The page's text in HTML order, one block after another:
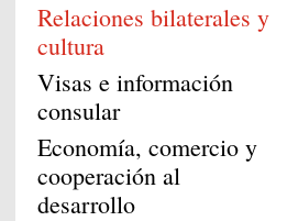
Relaciones bilaterales y
cultura
Visas e información
consular
Economía, comercio y
cooperación al
desarrollo